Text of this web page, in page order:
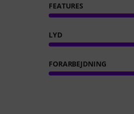
FEATURES
LYD
FORARBEJDNING